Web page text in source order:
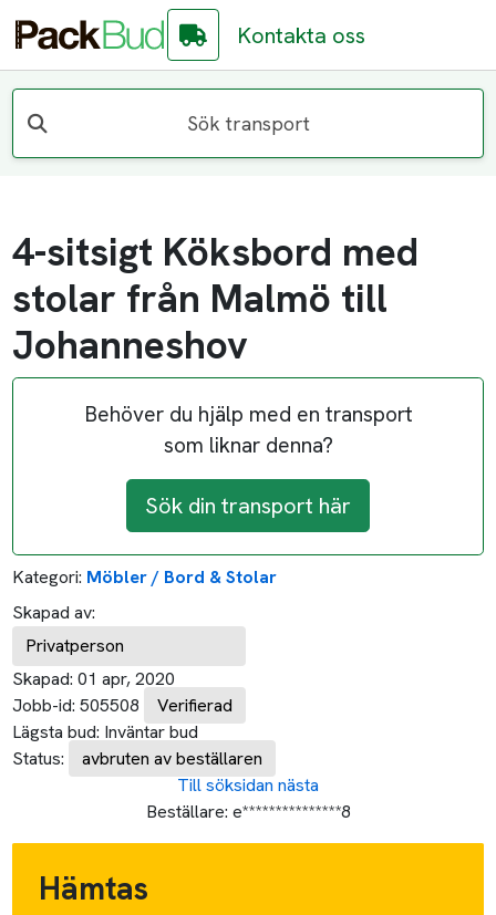
Kontakta oss
Sök transport
4-sitsigt Köksbord med
stolar från Malmö till
Johanneshov
Behöver du hjälp med en transport
som liknar denna?
Sök din transport här
Kategori: Möbler / Bord & Stolar
Skapad av:
Privatperson
Skapad: 01 apr, 2020
Jobb-id: 505508
Verifierad
Lägsta bud: Inväntar bud
Status:
avbruten av beställaren
Till söksidan nästa
Beställare: e***************8
Hämtas